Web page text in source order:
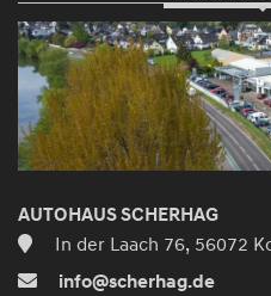
AUTOHAUS SCHERHAG
In der Laach 76, 56072
info@scherhag.de